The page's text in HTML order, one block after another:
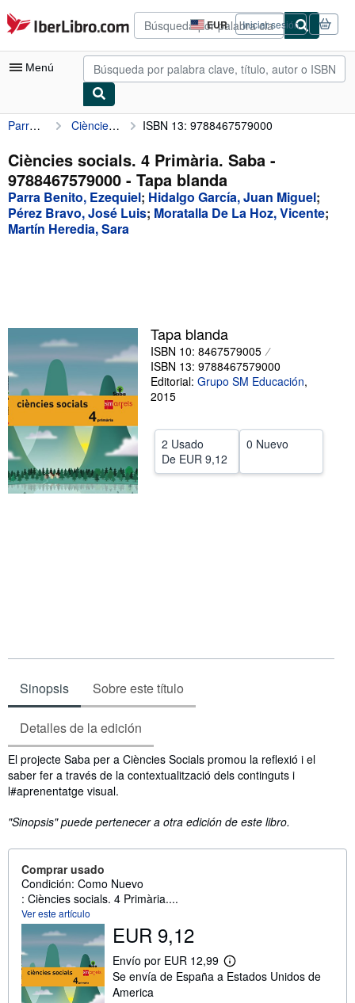
Pasar al contenido principal
IberLibro.com EUR
Preferencias
de
compra
del
Iniciar sesión
Menú
Mi cuenta
Consultar mis pedidos
Búsqueda avanzada
Colecciones
Libros antiguos
Ayuda
CERRAR
Parra Benito, Ezequiel Ciències socials. 4 Primària. Saba - 9788467579000 ISBN 13: 9788467579000
Ciències socials. 4 Primària. Saba -
9788467579000 - Tapa blanda
Parra Benito, Ezequiel; Hidalgo García, Juan Miguel;
Pérez Bravo, José Luis; Moratalla De La Hoz, Vicente;
Martín Heredia, Sara
Tapa blanda
ISBN 10: 8467579005
ISBN 13: 9788467579000
Editorial: Grupo SM Educación,
2015
2 Usado
De EUR 9,12
0 Nuevo
Sinopsis Sobre este título
Detalles de la edición
Sinopsis
El projecte Saba per a Ciències Socials promou la reflexió i el
saber fer a través de la contextualització dels continguts i
l#aprenentatge visual.
"Sinopsis" puede pertenecer a otra edición de este libro.
Comprar usado
Condición: Como Nuevo
: Ciències socials. 4 Primària....
Ver este artículo
EUR 9,12
Envío por EUR 12,99
M
á
Se envía de España a Estados Unidos de
America